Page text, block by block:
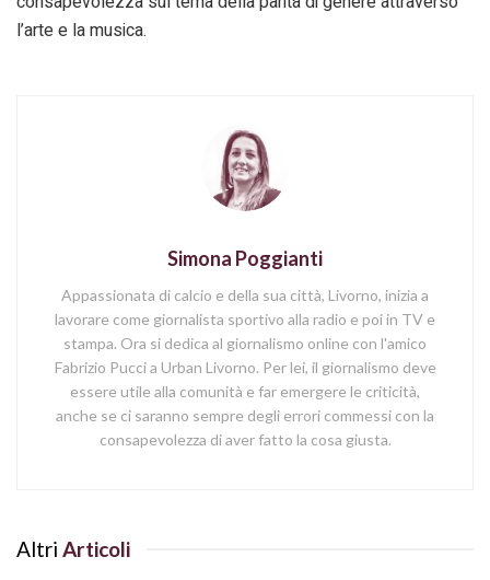
l’arte e la musica.
Simona Poggianti
Appassionata di calcio e della sua città, Livorno, inizia a
lavorare come giornalista sportivo alla radio e poi in TV e
stampa. Ora si dedica al giornalismo online con l'amico
Fabrizio Pucci a Urban Livorno. Per lei, il giornalismo deve
essere utile alla comunità e far emergere le criticità,
anche se ci saranno sempre degli errori commessi con la
consapevolezza di aver fatto la cosa giusta.
Altri Articoli